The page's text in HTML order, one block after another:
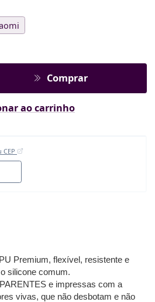
Comprar
ao carrinho
CEP
Premium, flexível, resistente e
silicone comum.
e impressas com a
vivas, que não desbotam e não